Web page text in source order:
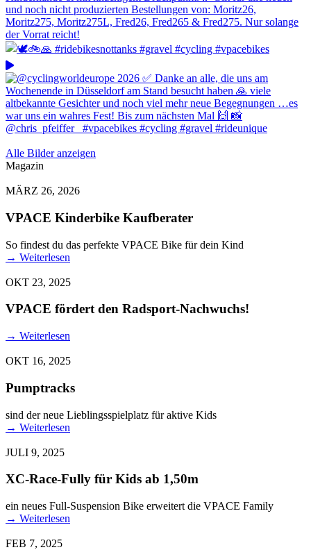
Alle Bilder anzeigen
Magazin
MÄRZ 26, 2026
VPACE Kinderbike Kaufberater
So findest du das perfekte VPACE Bike für dein Kind
→ Weiterlesen
OKT 23, 2025
VPACE fördert den Radsport-Nachwuchs!
→ Weiterlesen
OKT 16, 2025
Pumptracks
sind der neue Lieblingsspielplatz für aktive Kids
→ Weiterlesen
JULI 9, 2025
XC-Race-Fully für Kids ab 1,50m
ein neues Full-Suspension Bike erweitert die VPACE Family
→ Weiterlesen
FEB 7, 2025